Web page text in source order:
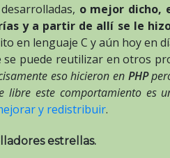
o mejor dicho,
y a partir de allí se le
en lenguaje C y aún hoy en
puede reutilizar en otros
eso hicieron en PHP
libre este comportamiento es
y redistribuir.
estrellas.